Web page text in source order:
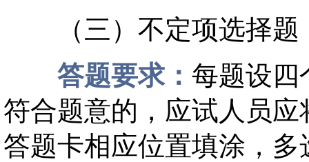
（三）不定项选择题
答题要求： 每题设四
符合题意的，应试人员
答题卡相应位置填涂，